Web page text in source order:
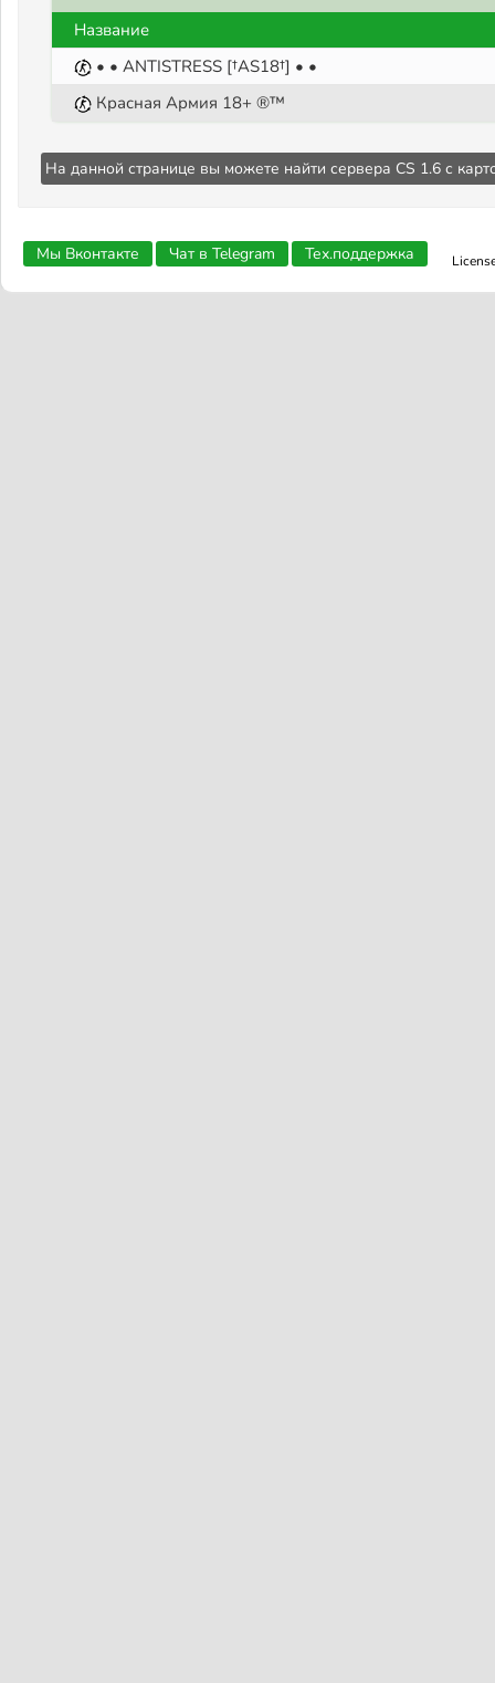
Название
• • ANTISTRESS [†AS18†] • •
Красная Армия 18+ ®™
На данной странице вы можете найти сервера CS 1.6 с
Мы Вконтакте Чат в Telegram Тех.поддержка